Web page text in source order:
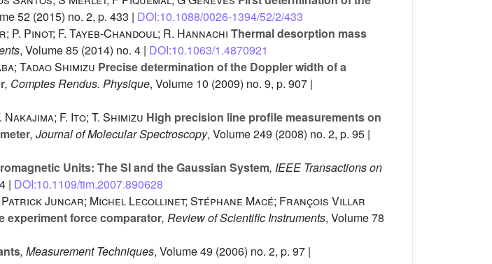
52 (2015) no. 2, p. 433 | DOI:10.1088/0026-1394/52/2/433
P. Pinot; F. Tayeb-Chandoul; R. Hannachi Thermal desorption mass
, Volume 85 (2014) no. 4 | DOI:10.1063/1.4870921
Tadao Shimizu Precise determination of the Doppler width of a
, Comptes Rendus. Physique, Volume 10 (2009) no. 9, p. 907 |
Nakajima; F. Ito; T. Shimizu High precision line profile measurements on
, Journal of Molecular Spectroscopy, Volume 249 (2008) no. 2, p. 95 |
Units: The SI and the Gaussian System, IEEE Transactions on
| DOI:10.1109/tim.2007.890628
Patrick Juncar; Michel Lecollinet; Stéphane Macé; François Villar
experiment force comparator, Review of Scientific Instruments, Volume 78
, Measurement Techniques, Volume 49 (2006) no. 2, p. 97 |